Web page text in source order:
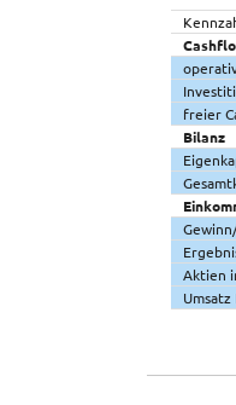
freier
Bilanz
Aktien